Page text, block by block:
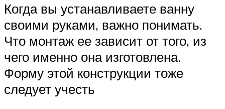
Когда вы устанавливаете ванну
своими руками, важно понимать.
Что монтаж ее зависит от того, из
чего именно она изготовлена.
Форму этой конструкции тоже
следует учесть